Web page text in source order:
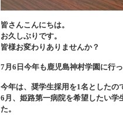
皆さんこんにちは。
お久しぶりです。
皆様お変わりありませんか？
7月 6 日今年も鹿児島神村学園に行っ
今年は、奨学生採用を1名としたの
6 月、姫路第一病院を希望したい
た。